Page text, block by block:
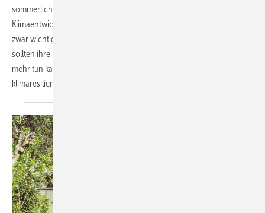
sommerlichen Wärmeschutz zum Gegenstand hat, trägt der aktuellen
Klimaentwicklung noch nicht ausreichend Rechnung. Sie schreibt
zwar wichtige Mindestanforderungen fest, doch Energieberatende
sollten ihre Kundinnen und Kunden darüber aufklären, dass man
mehr tun kann und muss, wollen sie am Ende in einem
klimaresilienten Gebäude wohnen. Alexander